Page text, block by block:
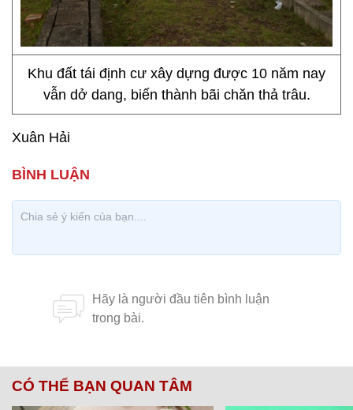
Khu đất tái định cư xây dựng được 10 năm nay
vẫn dở dang, biến thành bãi chăn thả trâu.
Xuân Hải
CÓ THỂ BẠN QUAN TÂM